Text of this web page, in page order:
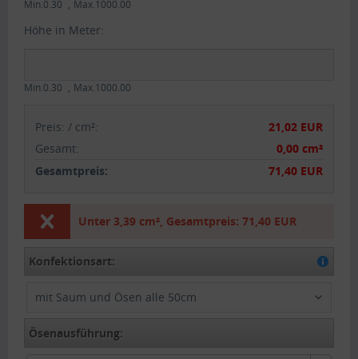
Min.0.30 Max.1000.00
Höhe in Meter:
Min.0.30 Max.1000.00
Preis: / cm²:
21,02 EUR
Gesamt:
0,00 cm²
Gesamtpreis:
71,40 EUR
Unter3,39 cm² Gesamtpreis: 71,40 EUR
Konfektionsart:
mit Saum und Ösen alle 50cm
Ösenausführung: